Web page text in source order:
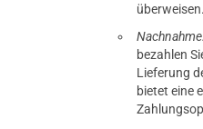
überweisen.
bezahlen
Lieferung
bietet eine